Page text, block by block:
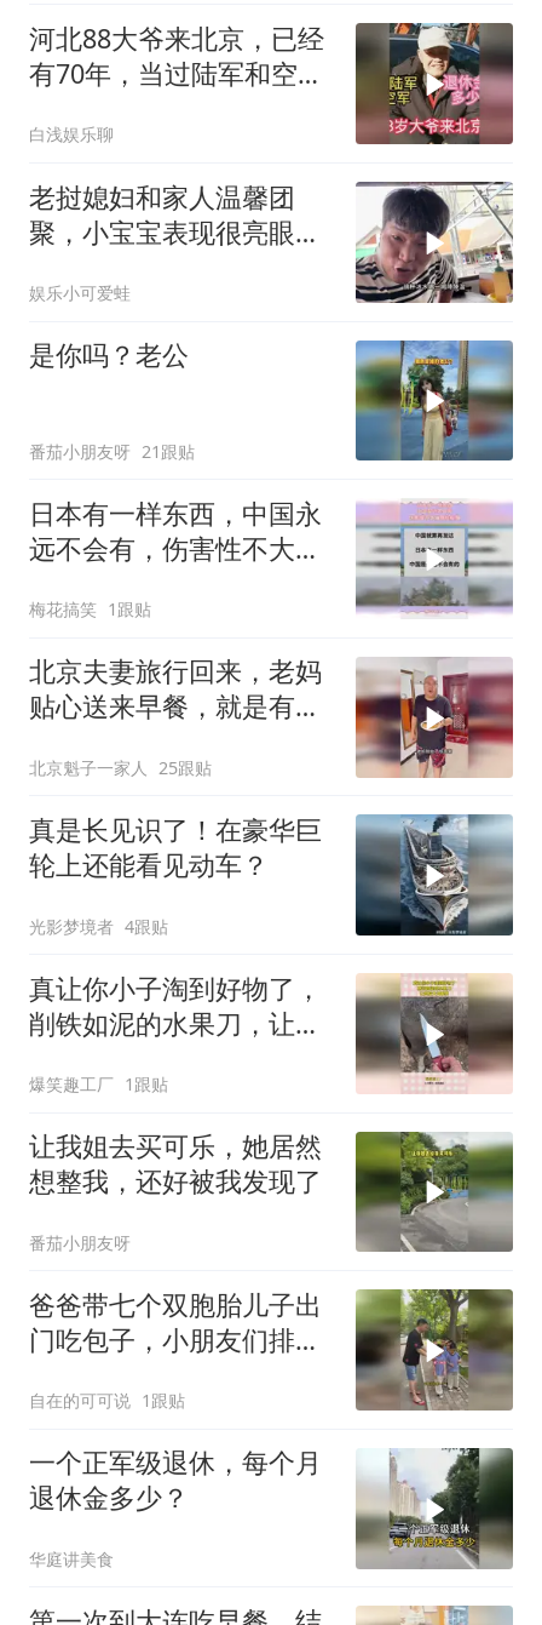
河北88大爷来北京，已经
有70年，当过陆军和空
白浅娱乐聊
老挝媳妇和家人温馨团
聚，小宝宝表现很亮眼，
娱乐小可爱蛙
是你吗？老公
番茄小朋友呀 21跟贴
日本有一样东西，中国永
远不会有，伤害性不大侮
梅花搞笑 1跟贴
北京夫妻旅行回来，老妈
贴心送来早餐，就是有点
北京魁子一家人 25跟贴
真是长见识了！在豪华巨
轮上还能看见动车？
光影梦境者 4跟贴
真让你小子淘到好物了，
削铁如泥的水果刀，让网
爆笑趣工厂 1跟贴
让我姐去买可乐，她居然
想整我，还好被我发现了
番茄小朋友呀
爸爸带七个双胞胎儿子出
门吃包子，小朋友们排队
自在的可可说 1跟贴
一个正军级退休，每个月
退休金多少？
华庭讲美食